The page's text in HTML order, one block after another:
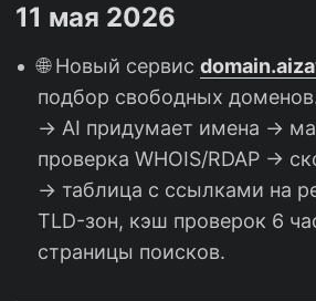
11 мая 2026
🌐 Новый сервис
подбор свободных
→ AI придумает имена →
проверка WHOIS/RDAP →
→ таблица с ссылками на
TLD-зон, кэш проверок 6
страницы поисков.